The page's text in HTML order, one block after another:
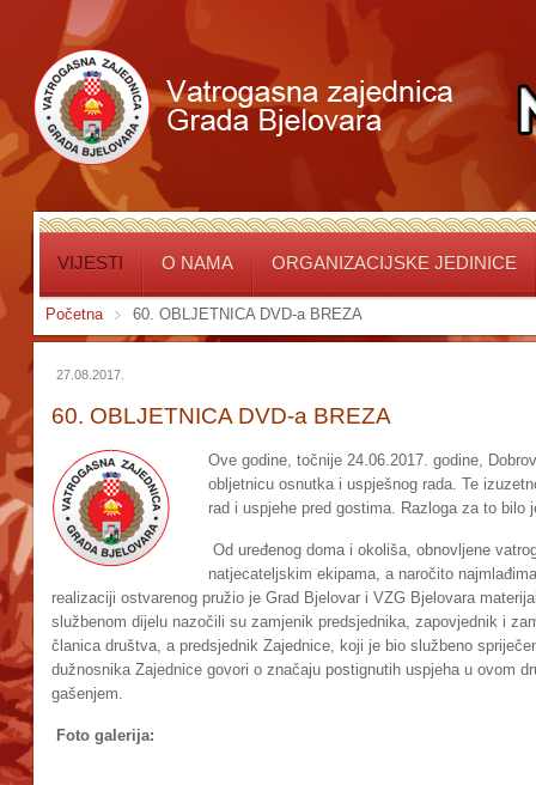
VIJESTI O NAMA ORGANIZACIJSKE JEDINICE
Početna 60. OBLJETNICA DVD-a BREZA
27.08.2017.
60. OBLJETNICA DVD-a BREZA
Ove godine, točnije 24.06.2017. godine,
obljetnicu osnutka i uspješnog rada. Te
rad i uspjehe pred gostima. Razloga za to bilo
Od uređenog doma i okoliša, obnovljene
natjecateljskim ekipama, a naročito
realizaciji ostvarenog pružio je Grad Bjelovar i VZG Bjelovara
službenom dijelu nazočili su zamjenik predsjednika, zapovjednik i
članica društva, a predsjednik Zajednice, koji je bio službeno
dužnosnika Zajednice govori o značaju postignutih uspjeha u ovom
gašenjem.
Foto galerija: